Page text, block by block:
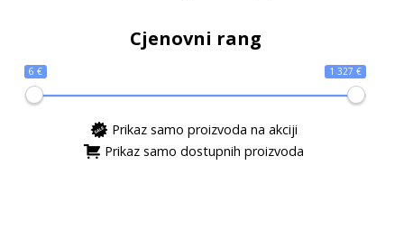
Cjenovni rang
6 € 1 327 €
Prikaz samo proizvoda na akciji
Prikaz samo dostupnih proizvoda